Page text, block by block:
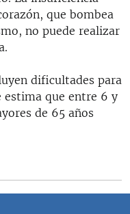
que bombea
no puede realizar
dificultades para
estima que entre 6 y
de 65 años